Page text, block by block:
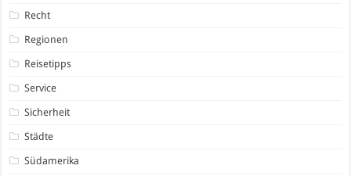
Recht
Regionen
Reisetipps
Service
Sicherheit
Städte
Südamerika